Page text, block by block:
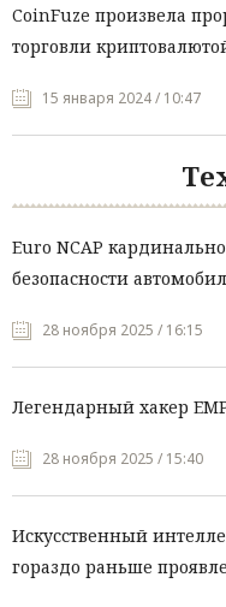
CoinFuze произвела
торговли
15 января 2024 / 10:47
Euro NCAP
безопасности
28 ноября 2025 / 16:15
Легендарный хакер
28 ноября 2025 / 15:40
Искусственный
гораздо раньше